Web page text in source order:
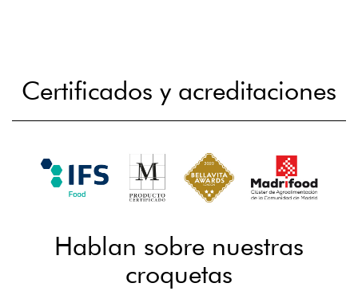
Certificados y acreditaciones
Hablan sobre nuestras
croquetas